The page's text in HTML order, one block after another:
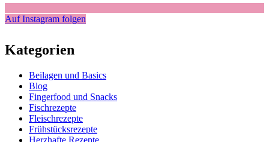
Auf Instagram folgen
Kategorien
Beilagen und Basics
Blog
Fingerfood und Snacks
Fischrezepte
Fleischrezepte
Frühstücksrezepte